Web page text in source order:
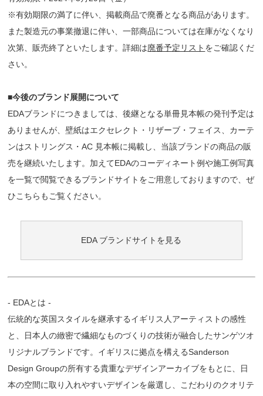
※有効期限の満了に伴い、掲載商品で廃番となる商品があります。
また製造元の事業撤退に伴い、一部商品については在庫がなくなり
次第、販売終了といたします。詳細は廃番予定リスト をご確認くだ
さい。
■今後のブランド展開について
EDAブランドにつきましては、後継となる単冊見本帳の発刊予定は
ありませんが、壁紙はエクセレクト・リザーブ・フェイス、カーテ
ンはストリングス・AC 見本帳に掲載し、当該ブランドの商品の販
売を継続いたします。加えてEDAのコーディネート例や施工例写真
を一覧で閲覧できるブランドサイトをご用意しておりますので、ぜ
ひこちらもご覧ください。
EDA ブランドサイトを見る
- EDAとは -
伝統的な英国スタイルを継承するイギリス人アーティストの感性
と、日本人の緻密で繊細なものづくりの技術が融合したサンゲツオ
リジナルブランドです。イギリスに拠点を構えるSanderson
Design Groupの所有する貴重なデザインアーカイブをもとに、日
本の空間に取り入れやすいデザインを厳選し、こだわりのクオリテ